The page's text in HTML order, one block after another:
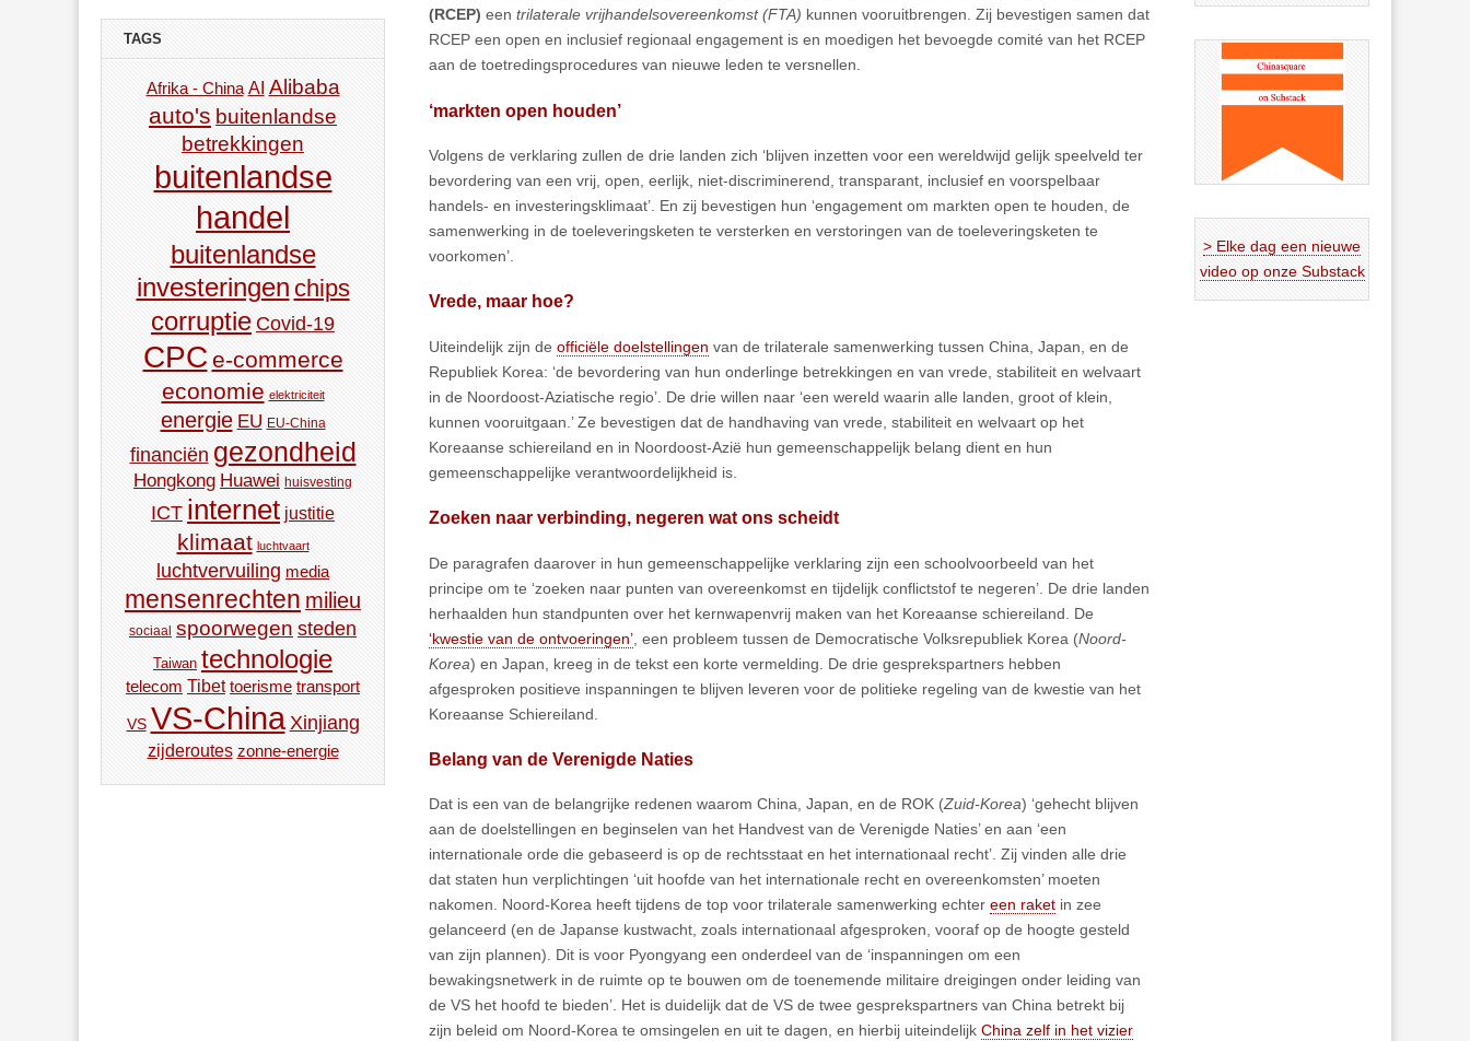
(RCEP) een trilaterale vrijhandelsovereenkomst (FTA) kunnen vooruitbrengen. Zij bevestigen samen dat
RCEP een open en inclusief regionaal engagement is en moedigen het bevoegde comité van het RCEP
aan de toetredingsprocedures van nieuwe leden te versnellen.
‘markten open houden’
Volgens de verklaring zullen de drie landen zich ‘blijven inzetten voor een wereldwijd gelijk speelveld ter
bevordering van een vrij, open, eerlijk, niet-discriminerend, transparant, inclusief en voorspelbaar
handels- en investeringsklimaat’. En zij bevestigen hun ‘engagement om markten open te houden, de
samenwerking in de toeleveringsketen te versterken en verstoringen van de toeleveringsketen te
voorkomen’.
Vrede, maar hoe?
Uiteindelijk zijn de officiële doelstellingen van de trilaterale samenwerking tussen China, Japan, en de
Republiek Korea: ‘de bevordering van hun onderlinge betrekkingen en van vrede, stabiliteit en welvaart
in de Noordoost-Aziatische regio’. De drie willen naar ‘een wereld waarin alle landen, groot of klein,
kunnen vooruitgaan.’ Ze bevestigen dat de handhaving van vrede, stabiliteit en welvaart op het
Koreaanse schiereiland en in Noordoost-Azië hun gemeenschappelijk belang dient en hun
gemeenschappelijke verantwoordelijkheid is.
Zoeken naar verbinding, negeren wat ons scheidt
De paragrafen daarover in hun gemeenschappelijke verklaring zijn een schoolvoorbeeld van het
principe om te ‘zoeken naar punten van overeenkomst en tijdelijk conflictstof te negeren’. De drie landen
herhaalden hun standpunten over het kernwapenvrij maken van het Koreaanse schiereiland. De
‘kwestie van de ontvoeringen’ , een probleem tussen de Democratische Volksrepubliek Korea (Noord-
Korea) en Japan, kreeg in de tekst een korte vermelding. De drie gesprekspartners hebben
afgesproken positieve inspanningen te blijven leveren voor de politieke regeling van de kwestie van het
Koreaanse Schiereiland.
Belang van de Verenigde Naties
Dat is een van de belangrijke redenen waarom China, Japan, en de ROK (Zuid-Korea) ‘gehecht blijven
aan de doelstellingen en beginselen van het Handvest van de Verenigde Naties’ en aan ‘een
internationale orde die gebaseerd is op de rechtsstaat en het internationaal recht’. Zij vinden alle drie
dat staten hun verplichtingen ‘uit hoofde van het internationale recht en overeenkomsten’ moeten
nakomen. Noord-Korea heeft tijdens de top voor trilaterale samenwerking echter een raket in zee
gelanceerd (en de Japanse kustwacht, zoals internationaal afgesproken, vooraf op de hoogte gesteld
van zijn plannen). Dit is voor Pyongyang een onderdeel van de ‘inspanningen om een
bewakingsnetwerk in de ruimte op te bouwen om de toenemende militaire dreigingen onder leiding van
de VS het hoofd te bieden’. Het is duidelijk dat de VS de twee gesprekspartners van China betrekt bij
zijn beleid om Noord-Korea te omsingelen en uit te dagen, en hierbij uiteindelijk China zelf in het vizier
TAGS
Afrika - China AI Alibaba
auto's buitenlandse
betrekkingen
buitenlandse
handel
buitenlandse
investeringen chips
corruptie Covid-19
CPC e-commerce
economie elektriciteit
energie EU EU-China
financiën gezondheid
Hongkong Huawei huisvesting
ICT internet justitie
klimaat luchtvaart
luchtvervuiling media
mensenrechten milieu
sociaal spoorwegen steden
Taiwan technologie
telecom Tibet toerisme transport
VS VS-China Xinjiang
zijderoutes zonne-energie
> Elke dag een nieuwe
video op onze Substack